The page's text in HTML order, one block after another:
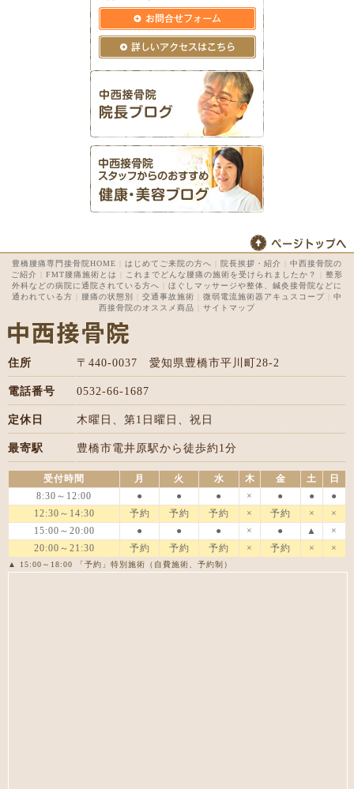
豊橋腰痛専門接骨院HOME はじめてご来院の方へ 院長挨拶・紹介
中西接骨院の
ご紹介
FMT腰痛施術とは これまでどんな腰痛の施術を受けられましたか？
整形
外科などの病院に通院されている方へ
ほぐしマッサージや整体、鍼灸接骨院などに
通われている方
腰痛の状態別 交通事故施術 微弱電流施術器アキュスコープ
中
西接骨院のオススメ商品
サイトマップ
住所 〒440-0037 愛知県豊橋市平川町28-2
電話番号 0532-66-1687
定休日 木曜日、第1日曜日、祝日
最寄駅 豊橋市電井原駅から徒歩約1分
受付時間 月 火 水 木 金 土
日
8:30～12:00
● ● ● × ● ●
●
12:30～14:30
予約 予約 予約 × 予約 ×
×
15:00～20:00
● ● ● × ● ▲
×
20:00～21:30
予約 予約 予約 × 予約 × ×
▲ 15:00～18:00 「予約」特別施術（自費施術、予約制）